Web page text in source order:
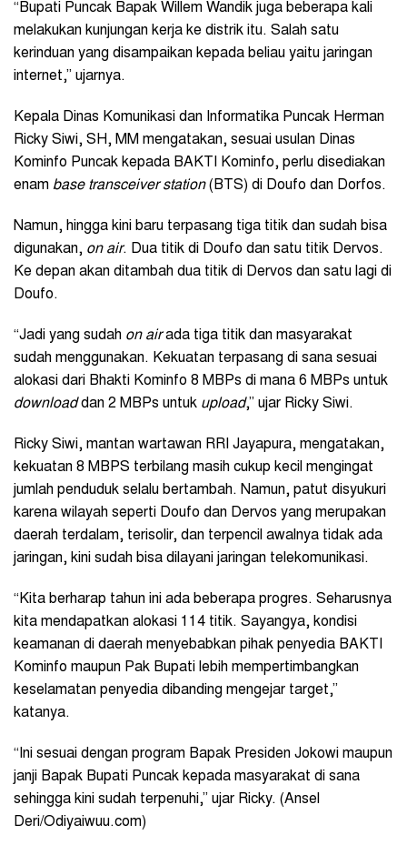
“Bupati Puncak Bapak Willem Wandik juga beberapa kali
melakukan kunjungan kerja ke distrik itu. Salah satu
kerinduan yang disampaikan kepada beliau yaitu jaringan
internet,” ujarnya.
Kepala Dinas Komunikasi dan Informatika Puncak Herman
Ricky Siwi, SH, MM mengatakan, sesuai usulan Dinas
Kominfo Puncak kepada BAKTI Kominfo, perlu disediakan
enam base transceiver station(BTS) di Doufo dan Dorfos.
Namun, hingga kini baru terpasang tiga titik dan sudah bisa
digunakan, on air. Dua titik di Doufo dan satu titik Dervos.
Ke depan akan ditambah dua titik di Dervos dan satu lagi di
Doufo.
“Jadi yang sudah on airada tiga titik dan masyarakat
sudah menggunakan. Kekuatan terpasang di sana sesuai
alokasi dari Bhakti Kominfo 8 MBPs di mana 6 MBPs untuk
downloaddan 2 MBPs untuk upload,” ujar Ricky Siwi.
Ricky Siwi, mantan wartawan RRI Jayapura, mengatakan,
kekuatan 8 MBPS terbilang masih cukup kecil mengingat
jumlah penduduk selalu bertambah. Namun, patut disyukuri
karena wilayah seperti Doufo dan Dervos yang merupakan
daerah terdalam, terisolir, dan terpencil awalnya tidak ada
jaringan, kini sudah bisa dilayani jaringan telekomunikasi.
“Kita berharap tahun ini ada beberapa progres. Seharusnya
kita mendapatkan alokasi 114 titik. Sayangya, kondisi
keamanan di daerah menyebabkan pihak penyedia BAKTI
Kominfo maupun Pak Bupati lebih mempertimbangkan
keselamatan penyedia dibanding mengejar target,”
katanya.
“Ini sesuai dengan program Bapak Presiden Jokowi maupun
janji Bapak Bupati Puncak kepada masyarakat di sana
sehingga kini sudah terpenuhi,” ujar Ricky. (Ansel
Deri/Odiyaiwuu.com)